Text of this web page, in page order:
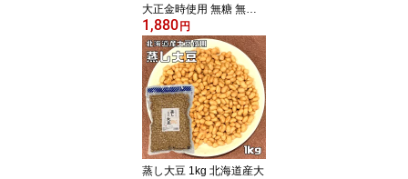
大正金時使用 無糖 無添
加 時短 ゆでまめ 簡単便
利 業務用 国産 国内産 和
菓子材料 徳用 きんとき
煮豆 豆類
1,880円
蒸し大豆 1kg 北海道産大